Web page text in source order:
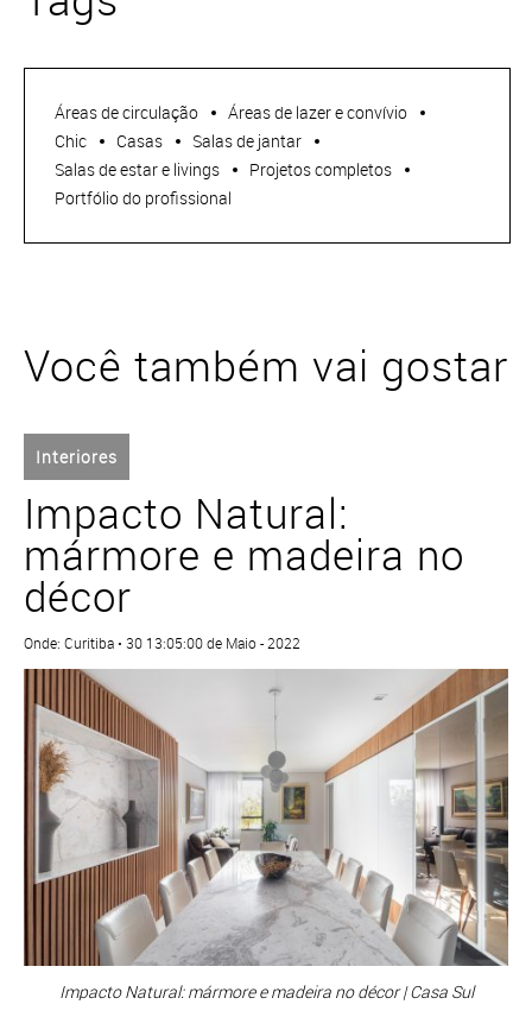
Áreas de circulação
Áreas de lazer e convívio
Chic
Casas
Salas de jantar
Salas de estar e livings
Projetos completos
Portfólio do profissional
Você também vai gostar
Interiores
Impacto Natural:
mármore e madeira no
décor
Onde: Curitiba • 30 13:05:00 de Maio - 2022
Impacto Natural: mármore e madeira no décor | Casa Sul